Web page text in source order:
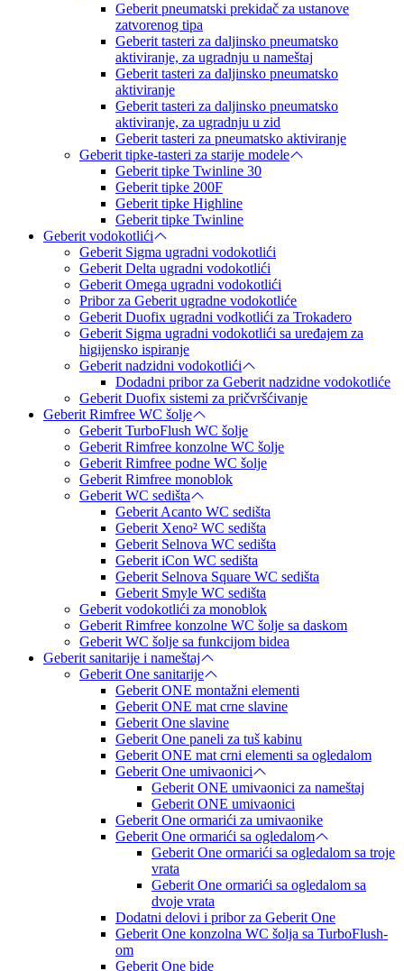
Geberit pneumatski prekidač za ustanove
zatvorenog tipa
Geberit tasteri za daljinsko pneumatsko
aktiviranje, za ugradnju u nameštaj
Geberit tasteri za daljinsko pneumatsko
aktiviranje
Geberit tasteri za daljinsko pneumatsko
aktiviranje, za ugradnju u zid
Geberit tasteri za pneumatsko aktiviranje
Geberit tipke-tasteri za starije modele
Geberit tipke Twinline 30
Geberit tipke 200F
Geberit tipke Highline
Geberit tipke Twinline
Geberit vodokotlići
Geberit Sigma ugradni vodokotlići
Geberit Delta ugradni vodokotlići
Geberit Omega ugradni vodokotlići
Pribor za Geberit ugradne vodokotliće
Geberit Duofix ugradni vodkotlići za Trokadero
Geberit Sigma ugradni vodokotlići sa uređajem za
higijensko ispiranje
Geberit nadzidni vodokotlići
Dodadni pribor za Geberit nadzidne vodokotliće
Geberit Duofix sistemi za pričvršćivanje
Geberit Rimfree WC šolje
Geberit TurboFlush WC šolje
Geberit Rimfree konzolne WC šolje
Geberit Rimfree podne WC šolje
Geberit Rimfree monoblok
Geberit WC sedišta
Geberit Acanto WC sedišta
Geberit Xeno² WC sedišta
Geberit Selnova WC sedišta
Geberit iCon WC sedišta
Geberit Selnova Square WC sedišta
Geberit Smyle WC sedišta
Geberit vodokotlići za monoblok
Geberit Rimfree konzolne WC šolje sa daskom
Geberit WC šolje sa funkcijom bidea
Geberit sanitarije i nameštaj
Geberit One sanitarije
Geberit ONE montažni elementi
Geberit ONE mat crne slavine
Geberit One slavine
Geberit One paneli za tuš kabinu
Geberit ONE mat crni elementi sa ogledalom
Geberit One umivaonici
Geberit ONE umivaonici za nameštaj
Geberit ONE umivaonici
Geberit One ormarići za umivaonike
Geberit One ormarići sa ogledalom
Geberit One ormarići sa ogledalom sa troje
vrata
Geberit One ormarići sa ogledalom sa
dvoje vrata
Dodatni delovi i pribor za Geberit One
Geberit One konzolna WC šolja sa TurboFlush-
om
Geberit One bide